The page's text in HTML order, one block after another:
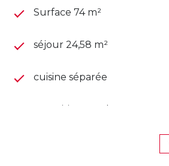
Surface 74 m²
séjour 24,58 m²
cuisine séparée
exposition Nord-Est